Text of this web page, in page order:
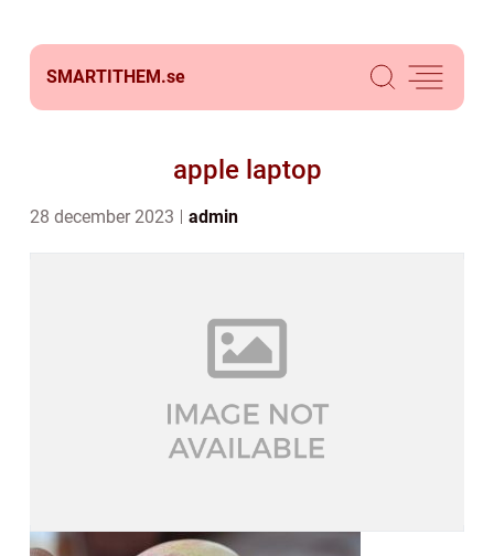
SMARTITHEM.se
apple laptop
28 december 2023 admin